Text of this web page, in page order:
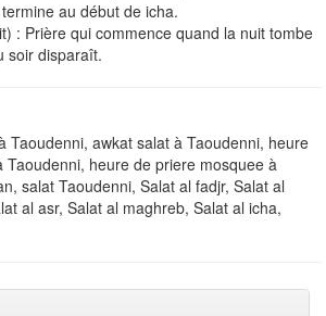
au début de icha.
: Prière qui commence quand la nuit tombe
soir disparaît.
Taoudenni, awkat salat à Taoudenni, heure
heure de priere mosquee à
salat Taoudenni, Salat al fadjr, Salat al
al asr, Salat al maghreb, Salat al icha,